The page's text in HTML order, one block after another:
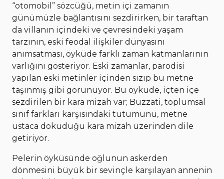
“otomobil” sözcüğü, metin içi zamanın
günümüzle bağlantısını sezdirirken, bir taraftan
da villanın içindeki ve çevresindeki yaşam
tarzının, eski feodal ilişkiler dünyasını
anımsatması, öyküde farklı zaman katmanlarının
varlığını gösteriyor. Eski zamanlar, parodisi
yapılan eski metinler içinden sızıp bu metne
taşınmış gibi görünüyor. Bu öyküde, içten içe
sezdirilen bir kara mizah var; Buzzati, toplumsal
sınıf farkları karşısındaki tutumunu, metne
ustaca dokuduğu kara mizah üzerinden dile
getiriyor.
Pelerin öyküsünde oğlunun askerden
dönmesini büyük bir sevinçle karşılayan annenin